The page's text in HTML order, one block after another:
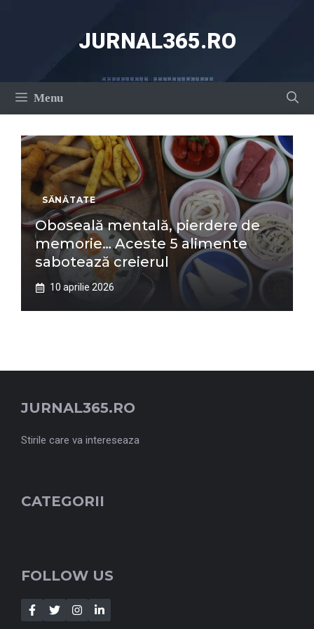
JURNAL365.RO
Menu
SĂNĂTATE
Oboseală mentală, pierdere de
memorie… Aceste 5 alimente
sabotează creierul
10 aprilie 2026
JURNAL365.RO
Stirile care va intereseaza
CATEGORII
FOLLOW US